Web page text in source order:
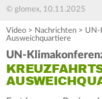
© glomex, 10.11.2025
Video > Nachrichten > UN-
Ausweichquartiere
UN-